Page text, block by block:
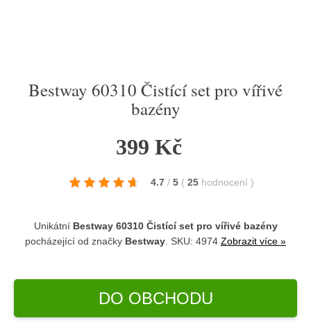
Bestway 60310 Čistící set pro vířivé
bazény
399 Kč
4.7 / 5 ( 25 hodnocení )
Unikátní Bestway 60310 Čistící set pro vířivé bazény
pocházející od značky Bestway . SKU: 4974 Zobrazit více »
DO OBCHODU